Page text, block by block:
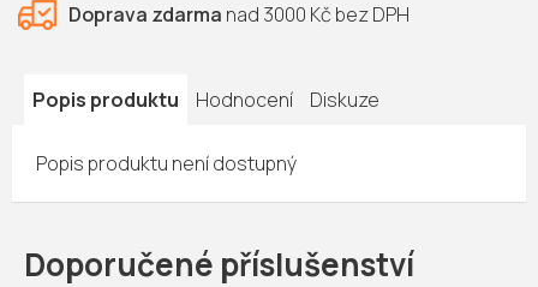
Doporučené příslušenství
Doprava zdarma nad 3000 Kč bez DPH
Popis produktu Hodnocení Diskuze
Popis produktu není dostupný